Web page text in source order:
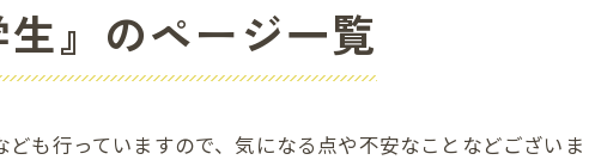
』のページ一覧
も行っていますので、気になる点や不安なことなどござい